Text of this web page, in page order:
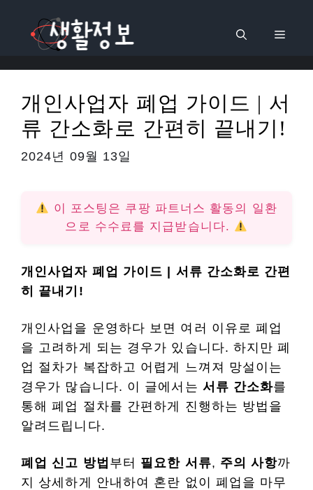
로
메
개인사업자 폐업 가이드 | 서
류 간소화로 간편히 끝내기!
2024년 09월 13일
이 포스팅은 쿠팡 파트너스 활동의 일환
으로 수수료를 지급받습니다.
개인사업자 폐업 가이드 | 서류 간소화로 간편
히 끝내기!
개인사업을 운영하다 보면 여러 이유로 폐업
을 고려하게 되는 경우가 있습니다. 하지만 폐
업 절차가 복잡하고 어렵게 느껴져 망설이는
경우가 많습니다. 이 글에서는 서류 간소화를
통해 폐업 절차를 간편하게 진행하는 방법을
알려드립니다.
폐업 신고 방법 부터 필요한 서류, 주의 사항까
지 상세하게 안내하여 혼란 없이 폐업을 마무